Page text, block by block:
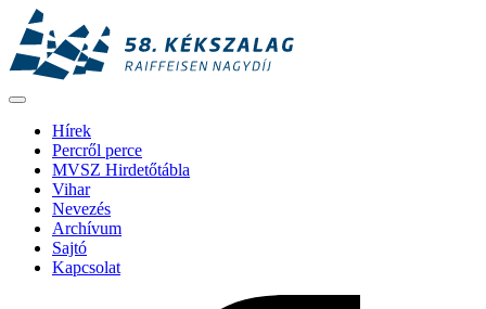
Hírek
Percről perce
MVSZ Hirdetőtábla
Vihar
Nevezés
Archívum
Sajtó
Kapcsolat